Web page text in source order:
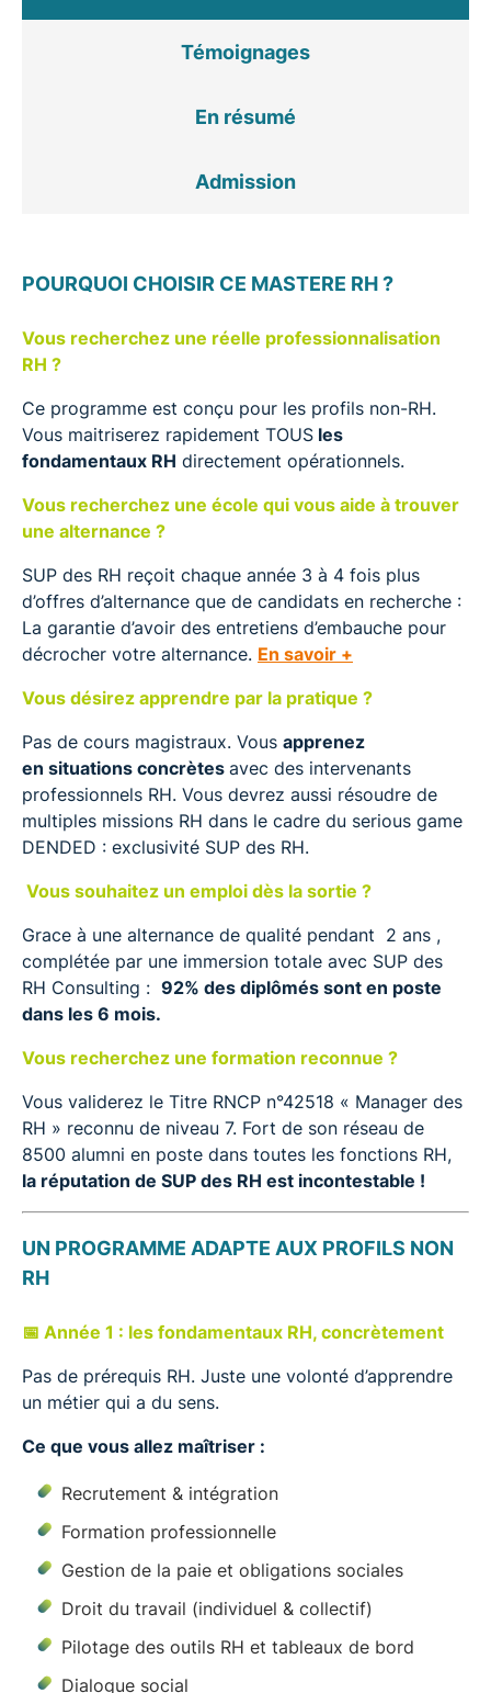
Témoignages
En résumé
Admission
POURQUOI CHOISIR CE MASTERE RH ?
Vous recherchez une réelle professionnalisation
RH ?
Ce programme est conçu pour les profils non-RH.
Vous maitriserez rapidement TOUS les
fondamentaux RH directement opérationnels.
Vous recherchez une école qui vous aide à trouver
une alternance ?
SUP des RH reçoit chaque année 3 à 4 fois plus
d’offres d’alternance que de candidats en recherche :
La garantie d’avoir des entretiens d’embauche pour
décrocher votre alternance. En savoir +
Vous désirez apprendre par la pratique ?
Pas de cours magistraux. Vous apprenez
en situations concrètes avec des intervenants
professionnels RH. Vous devrez aussi résoudre de
multiples missions RH dans le cadre du serious game
DENDED : exclusivité SUP des RH.
Vous souhaitez un emploi dès la sortie ?
Grace à une alternance de qualité pendant 2 ans ,
complétée par une immersion totale avec SUP des
RH Consulting : 92% des diplômés sont en poste
dans les 6 mois.
Vous recherchez une formation reconnue ?
Vous validerez le Titre RNCP n°42518 « Manager des
RH » reconnu de niveau 7. Fort de son réseau de
8500 alumni en poste dans toutes les fonctions RH,
la réputation de SUP des RH est incontestable !
UN PROGRAMME ADAPTE AUX PROFILS NON
RH
📅 Année 1 : les fondamentaux RH, concrètement
Pas de prérequis RH. Juste une volonté d’apprendre
un métier qui a du sens.
Ce que vous allez maîtriser :
Recrutement & intégration
Formation professionnelle
Gestion de la paie et obligations sociales
Droit du travail (individuel & collectif)
Pilotage des outils RH et tableaux de bord
Dialogue social